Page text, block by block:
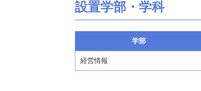
設置学部・学科
学部
経営情報